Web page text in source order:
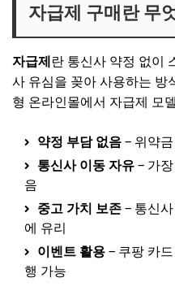
자급제 구매란 무
자급제란 통신사 약정 없이
사 유심을 꽂아 사용하는 방
형 온라인몰에서 자급제 모
약정 부담 없음 – 위약
통신사 이동 자유 – 가
음
중고 가치 보존 – 통신
에 유리
이벤트 활용 – 쿠팡 카
행 가능